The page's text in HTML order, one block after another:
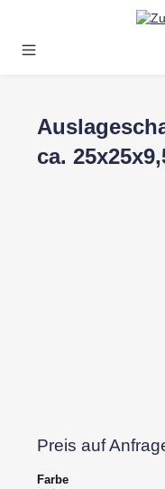
Zum Hauptinhalt springen
ca.
Preis auf
Farbeauswählen